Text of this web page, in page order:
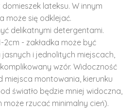
lateksu. W innym
może się odklejać.
delikatnymi detergentami.
2cm - zakładka może być
i jednolitych miejscach,
wzór. Widoczność
miejsca montowania, kierunku
światło będzie mniej widoczna,
może rzucać minimalny cień).